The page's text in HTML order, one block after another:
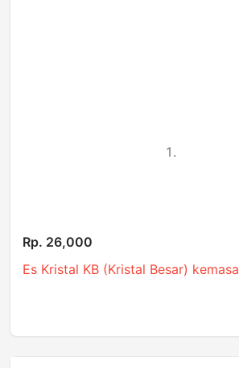
Rp. 26,000
Es Kristal KB (Kristal Besar)